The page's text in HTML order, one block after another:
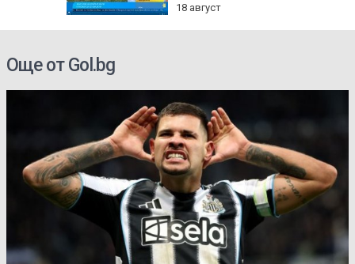
18 август
Още от Gol.bg